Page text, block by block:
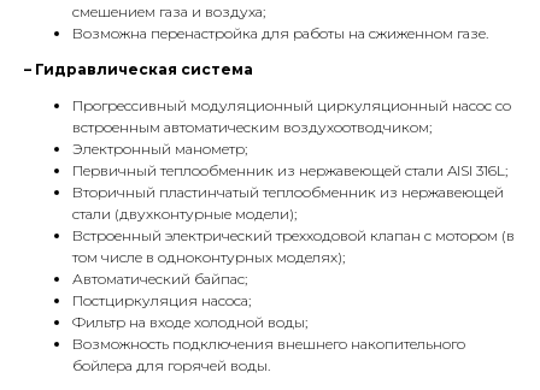
смешением газа и воздуха;
Возможна перенастройка для работы на сжиженном газе.
– Гидравлическая система
Прогрессивный модуляционный циркуляционный насос со
встроенным автоматическим воздухоотводчиком;
Электронный манометр;
Первичный теплообменник из нержавеющей стали AISI 316L;
Вторичный пластинчатый теплообменник из нержавеющей
стали (двухконтурные модели);
Встроенный электрический трехходовой клапан с мотором (в
том числе в одноконтурных моделях);
Автоматический байпас;
Постциркуляция насоса;
Фильтр на входе холодной воды;
Возможность подключения внешнего накопительного
бойлера для горячей воды.